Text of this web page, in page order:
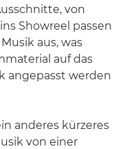
von
Showreel passen
aus, was
auf das
angepasst werden
anderes kürzeres
von einer